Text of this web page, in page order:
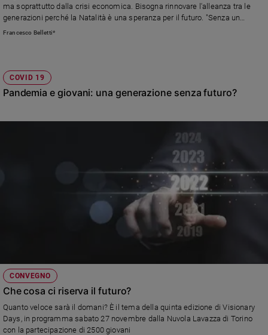
ma soprattutto dalla crisi economica. Bisogna rinnovare l'alleanza tra le
generazioni perché la Natalità è una speranza per il futuro. "Senza un
equilibrio demografico verrebbe messa in crisi l’intera struttura sociale,
Francesco Belletti*
COVID 19
Pandemia e giovani: una generazione senza futuro?
CONVEGNO
Che cosa ci riserva il futuro?
Quanto veloce sarà il domani? È il tema della quinta edizione di Visionary
Days, in programma sabato 27 novembre dalla Nuvola Lavazza di Torino
con la partecipazione di 2500 giovani